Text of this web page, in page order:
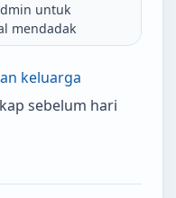
untuk
mendadak
keluarga
sebelum hari